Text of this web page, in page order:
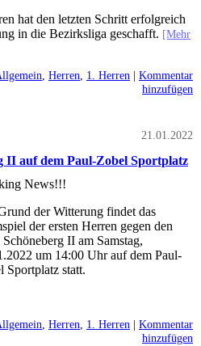
hat den letzten Schritt erfolgreich
in die Bezirksliga geschafft. [Mehr
, Herren, 1. Herren | Kommentar
hinzufügen
21.01.2022
II auf dem Paul-Zobel Sportplatz
News!!!
der Witterung findet das
der ersten Herren gegen den
II am Samstag,
um 14:00 Uhr auf dem Paul-
Sportplatz statt.
, Herren, 1. Herren | Kommentar
hinzufügen